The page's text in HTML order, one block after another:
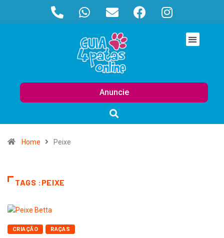
Anuncie
Home Peixe
TAGS :PEIXE
CRIAÇÃO RAÇAS